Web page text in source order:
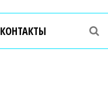
КОНТАКТЫ